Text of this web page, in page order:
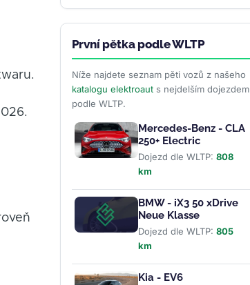
výrobě SUV EX60 a...>>
První pětka podle WLTP
Níže najdete seznam pěti vozů z našeho
katalogu elektroauts nejdelším dojezdem
podle WLTP.
Mercedes-Benz - CLA
250+ Electric
Dojezd dle WLTP: 808
km
BMW - iX3 50 xDrive
Neue Klasse
Dojezd dle WLTP: 805
km
Kia - EV6